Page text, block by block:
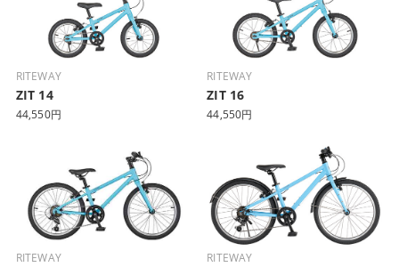
RITEWAY
ZIT 14
44,550円
RITEWAY
ZIT 16
44,550円
RITEWAY RITEWAY